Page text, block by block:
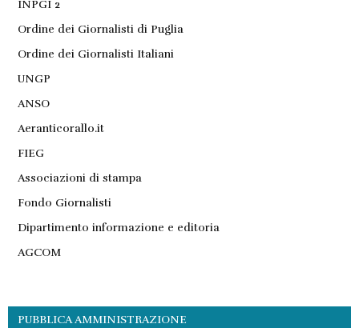
INPGI 2
Ordine dei Giornalisti di Puglia
Ordine dei Giornalisti Italiani
UNGP
ANSO
Aeranticorallo.it
FIEG
Associazioni di stampa
Fondo Giornalisti
Dipartimento informazione e editoria
AGCOM
PUBBLICA AMMINISTRAZIONE